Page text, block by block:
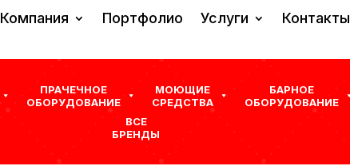
Компания Портфолио Услуги Контакты
ПРАЧЕЧНОЕ
ОБОРУДОВАНИЕ
МОЮЩИЕ
СРЕДСТВА
БАРНОЕ
ОБОРУДОВАНИЕ
ВСЕ
БРЕНДЫ